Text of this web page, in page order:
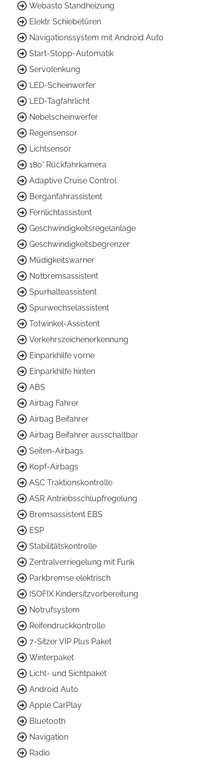
Webasto Standheizung
Elektr. Schiebetüren
Navigationssystem mit Android Auto
Start-Stopp-Automatik
Servolenkung
LED-Scheinwerfer
LED-Tagfahrlicht
Nebelscheinwerfer
Regensensor
Lichtsensor
180° Rückfahrkamera
Adaptive Cruise Control
Berganfahrassistent
Fernlichtassistent
Geschwindigkeitsregelanlage
Geschwindigkeitsbegrenzer
Müdigkeitswarner
Notbremsassistent
Spurhalteassistent
Spurwechselassistent
Totwinkel-Assistent
Verkehrszeichenerkennung
Einparkhilfe vorne
Einparkhilfe hinten
ABS
Airbag Fahrer
Airbag Beifahrer
Airbag Beifahrer ausschaltbar
Seiten-Airbags
Kopf-Airbags
ASC Traktionskontrolle
ASR Antriebsschlupfregelung
Bremsassistent EBS
ESP
Stabilitätskontrolle
Zentralverriegelung mit Funk
Parkbremse elektrisch
ISOFIX Kindersitzvorbereitung
Notrufsystem
Reifendruckkontrolle
7-Sitzer VIP Plus Paket
Winterpaket
Licht- und Sichtpaket
Android Auto
Apple CarPlay
Bluetooth
Navigation
Radio